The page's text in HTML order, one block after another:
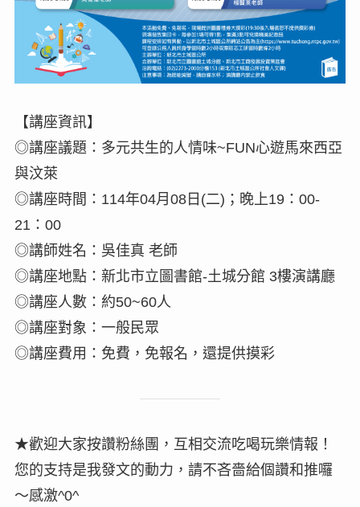
【講座資訊】
◎講座議題：多元共生的人情味~FUN心遊馬來西亞
與汶萊
◎講座時間：114年04月08日(二)；晚上19：00-
21：00
◎講師姓名：吳佳真 老師
◎講座地點：新北市立圖書館-土城分館 3樓演講廳
◎講座人數：約50~60人
◎講座對象：一般民眾
◎講座費用：免費，免報名，還提供摸彩
★歡迎大家按讚粉絲團，互相交流吃喝玩樂情報！
您的支持是我發文的動力，請不吝嗇給個讚和推囉
～感激^0^